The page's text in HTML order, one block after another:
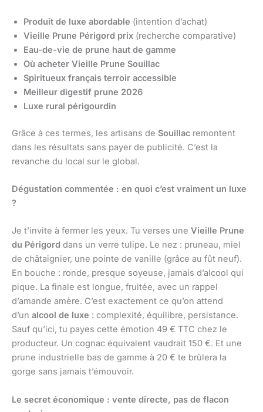
Produit de luxe abordable (intention d’achat)
Vieille Prune Périgord prix (recherche comparative)
Eau-de-vie de prune haut de gamme
Où acheter Vieille Prune Souillac
Spiritueux français terroir accessible
Meilleur digestif prune 2026
Luxe rural périgourdin
Grâce à ces termes, les artisans de Souillac remontent
dans les résultats sans payer de publicité. C’est la
revanche du local sur le global.
Dégustation commentée : en quoi c’est vraiment un luxe
?
Je t’invite à fermer les yeux. Tu verses une Vieille Prune
du Périgord dans un verre tulipe. Le nez : pruneau, miel
de châtaignier, une pointe de vanille (grâce au fût neuf).
En bouche : ronde, presque soyeuse, jamais d’alcool qui
pique. La finale est longue, fruitée, avec un rappel
d’amande amère. C’est exactement ce qu’on attend
d’un alcool de luxe : complexité, équilibre, persistance.
Sauf qu’ici, tu payes cette émotion 49 € TTC chez le
producteur. Un cognac équivalent vaudrait 150 €. Et une
prune industrielle bas de gamme à 20 € te brûlera la
gorge sans jamais t’émouvoir.
Le secret économique : vente directe, pas de flacon